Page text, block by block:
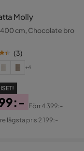
Molly
cm, Chocolate bro
(3)
+4
Förr4 399:-
lägsta pris 2 199:-